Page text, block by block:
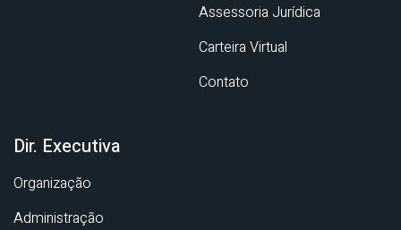
Assessoria Jurídica
Carteira Virtual
Contato
Dir. Executiva
Organização
Administração